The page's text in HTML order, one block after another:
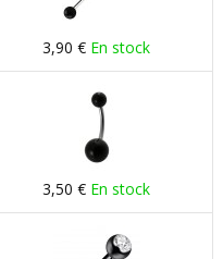
3,90 € En stock
3,50 € En stock